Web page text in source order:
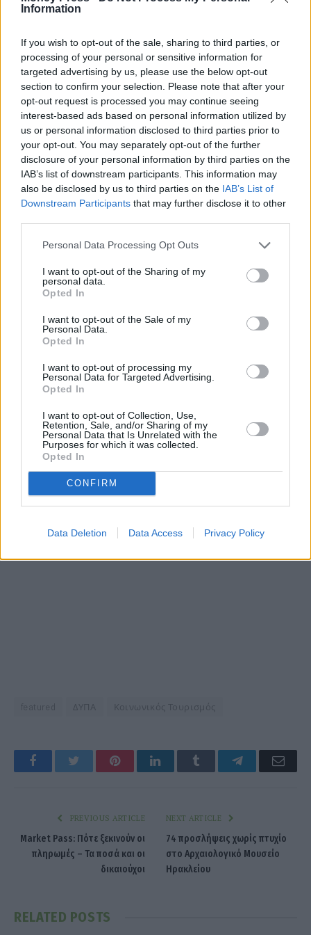
Information
If you wish to opt-out of the sale, sharing to third parties, or
processing of your personal or sensitive information for
targeted advertising by us, please use the below opt-out
section to confirm your selection. Please note that after your
opt-out request is processed you may continue seeing
interest-based ads based on personal information utilized by
us or personal information disclosed to third parties prior to
your opt-out. You may separately opt-out of the further
disclosure of your personal information by third parties on the
IAB’s list of downstream participants. This information may
also be disclosed by us to third parties on the IAB’s List of
Downstream Participants that may further disclose it to other
Personal Data Processing Opt Outs
I want to opt-out of the Sharing of my
personal data.
Opted In
I want to opt-out of the Sale of my
Personal Data.
Opted In
I want to opt-out of processing my
Personal Data for Targeted Advertising.
Opted In
I want to opt-out of Collection, Use,
Retention, Sale, and/or Sharing of my
Personal Data that Is Unrelated with the
Purposes for which it was collected.
Opted In
CONFIRM
Data Deletion Data Access Privacy Policy
ΔΥΠΑ Κοινωνικός Τουρισμός
Facebook Twitter PinterestLinkedIn Tumblr Telegram
PREVIOUS ARTICLE
Market Pass: Πότε ξεκινούν οι
πληρωμές – Τα ποσά και οι
δικαιούχοι
NEXT ARTICLE
74 προσλήψεις χωρίς πτυχίο
στο Αρχαιολογικό Μουσείο
Ηρακλείου
RELATED POSTS